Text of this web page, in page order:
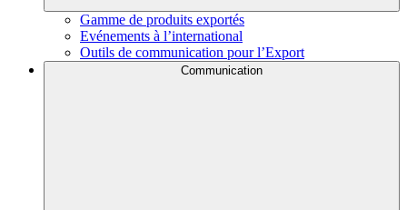
Gamme de produits exportés
Evénements à l’international
Outils de communication pour l’Export
Communication